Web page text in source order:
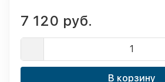
7 120 руб.
В корзину